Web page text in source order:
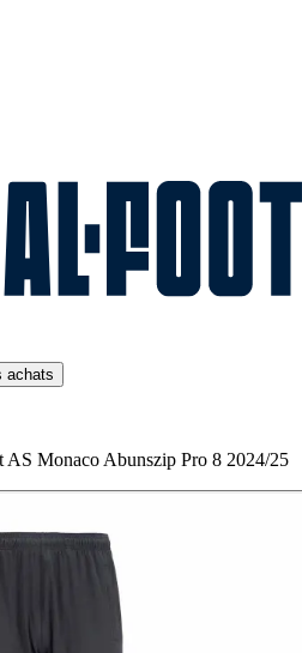
achats
AS Monaco Abunszip Pro 8 2024/25